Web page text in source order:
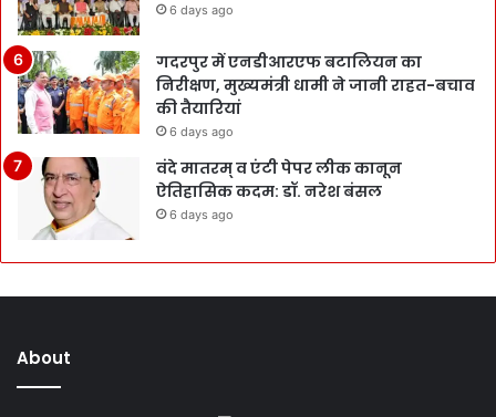
6 days ago
गदरपुर में एनडीआरएफ बटालियन का
निरीक्षण, मुख्यमंत्री धामी ने जानी राहत-बचाव
की तैयारियां
6 days ago
वंदे मातरम् व एंटी पेपर लीक कानून
ऐतिहासिक कदम: डॉ. नरेश बंसल
6 days ago
About